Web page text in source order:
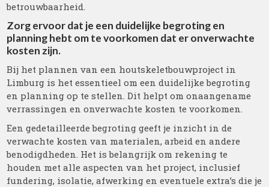
betrouwbaarheid.
Zorg ervoor dat je een duidelijke begroting en
planning hebt om te voorkomen dat er onverwachte
kosten zijn.
Bij het plannen van een houtskeletbouwproject in
Limburg is het essentieel om een duidelijke begroting
en planning op te stellen. Dit helpt om onaangename
verrassingen en onverwachte kosten te voorkomen.
Een gedetailleerde begroting geeft je inzicht in de
verwachte kosten van materialen, arbeid en andere
benodigdheden. Het is belangrijk om rekening te
houden met alle aspecten van het project, inclusief
fundering, isolatie, afwerking en eventuele extra’s die je